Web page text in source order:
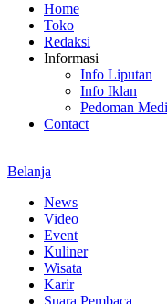
Home
Toko
Redaksi
Informasi
Info Liputan
Info Iklan
Pedoman
Contact
Belanja
News
Video
Event
Kuliner
Wisata
Karir
Suara Pembaca